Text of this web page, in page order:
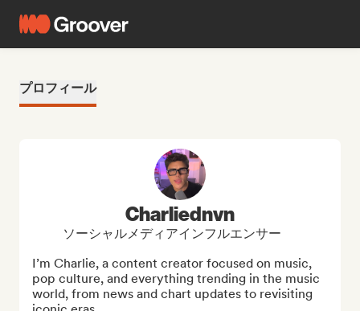
プロフィール
Charliednvn
ソーシャルメディアインフルエンサー
I’m Charlie, a content creator focused on music,
pop culture, and everything trending in the music
world, from news and chart updates to revisiting